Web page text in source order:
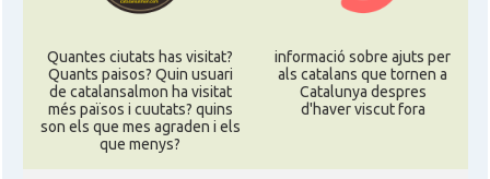
Quantes ciutats has visitat?
Quants paisos? Quin usuari
de catalansalmon ha visitat
més països i cuutats? quins
son els que mes agraden i els
que menys?
informació sobre ajuts per
als catalans que tornen a
Catalunya despres
d'haver viscut fora